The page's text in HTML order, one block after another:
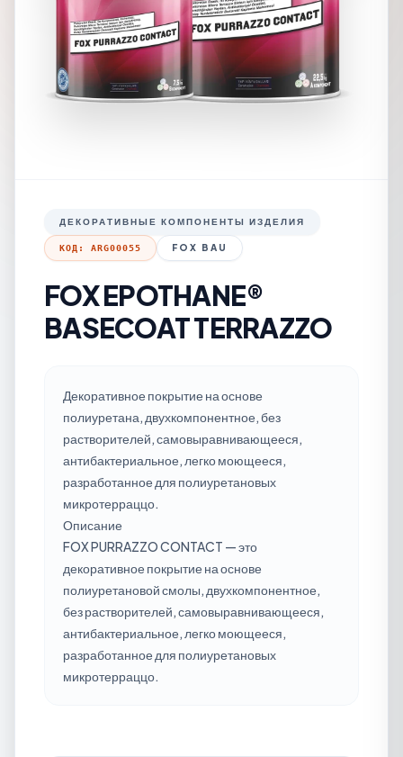
ДЕКОРАТИВНЫЕ КОМПОНЕНТЫ ИЗДЕЛИЯ
КОД: ARG00055 FOX BAU
FOX EPOTHANE®
BASECOAT TERRAZZO
Декоративное покрытие на основе
полиуретана, двухкомпонентное, без
растворителей, самовыравнивающееся,
антибактериальное, легко моющееся,
разработанное для полиуретановых
микротерраццо.
Описание
FOX PURRAZZO CONTACT — это
декоративное покрытие на основе
полиуретановой смолы, двухкомпонентное,
без растворителей, самовыравнивающееся,
антибактериальное, легко моющееся,
разработанное для полиуретановых
микротерраццо.